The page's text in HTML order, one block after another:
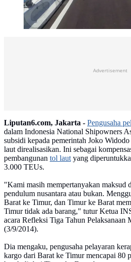
Advertisement
Liputan6.com, Jakarta - Pengusaha
dalam Indonesia National Shipowners
subsidi kepada pemerintah Joko
laut direalisasikan. Ini sebagai
pembangunan tol lautyang
3.000 TEUs.
"Kami masih mempertanyakan maksud
pendulum nusantara atau bukan.
Barat ke Timur, dan Timur ke Barat
Timur tidak ada barang," tutur Ketua
acara Refleksi Tiga Tahun Pelaksanaan
(3/9/2014).
Dia mengaku, pengusaha pelayaran
kargo dari Barat ke Timur mencapai 80